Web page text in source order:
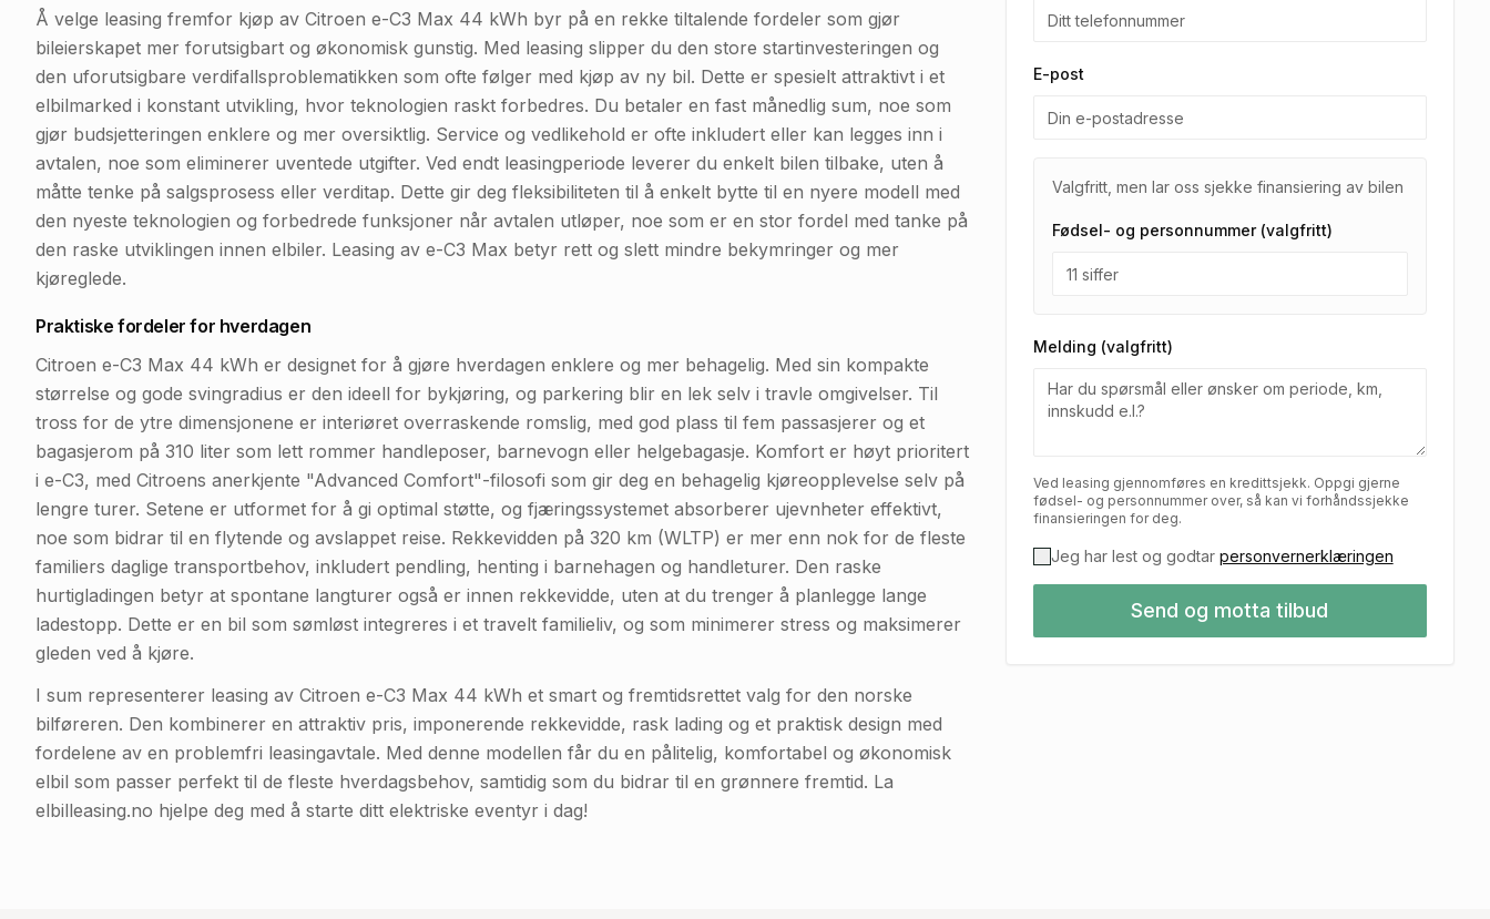
Å velge leasing fremfor kjøp av Citroen e-C3 Max 44 kWh byr på en rekke tiltalende fordeler som gjør
bileierskapet mer forutsigbart og økonomisk gunstig. Med leasing slipper du den store startinvesteringen og
den uforutsigbare verdifallsproblematikken som ofte følger med kjøp av ny bil. Dette er spesielt attraktivt i et
elbilmarked i konstant utvikling, hvor teknologien raskt forbedres. Du betaler en fast månedlig sum, noe som
gjør budsjetteringen enklere og mer oversiktlig. Service og vedlikehold er ofte inkludert eller kan legges inn i
avtalen, noe som eliminerer uventede utgifter. Ved endt leasingperiode leverer du enkelt bilen tilbake, uten å
måtte tenke på salgsprosess eller verditap. Dette gir deg fleksibiliteten til å enkelt bytte til en nyere modell med
den nyeste teknologien og forbedrede funksjoner når avtalen utløper, noe som er en stor fordel med tanke på
den raske utviklingen innen elbiler. Leasing av e-C3 Max betyr rett og slett mindre bekymringer og mer
kjøreglede.
Praktiske fordeler for hverdagen
Citroen e-C3 Max 44 kWh er designet for å gjøre hverdagen enklere og mer behagelig. Med sin kompakte
størrelse og gode svingradius er den ideell for bykjøring, og parkering blir en lek selv i travle omgivelser. Til
tross for de ytre dimensjonene er interiøret overraskende romslig, med god plass til fem passasjerer og et
bagasjerom på 310 liter som lett rommer handleposer, barnevogn eller helgebagasje. Komfort er høyt prioritert
i e-C3, med Citroens anerkjente "Advanced Comfort"-filosofi som gir deg en behagelig kjøreopplevelse selv på
lengre turer. Setene er utformet for å gi optimal støtte, og fjæringssystemet absorberer ujevnheter effektivt,
noe som bidrar til en flytende og avslappet reise. Rekkevidden på 320 km (WLTP) er mer enn nok for de fleste
familiers daglige transportbehov, inkludert pendling, henting i barnehagen og handleturer. Den raske
hurtigladingen betyr at spontane langturer også er innen rekkevidde, uten at du trenger å planlegge lange
ladestopp. Dette er en bil som sømløst integreres i et travelt familieliv, og som minimerer stress og maksimerer
gleden ved å kjøre.
I sum representerer leasing av Citroen e-C3 Max 44 kWh et smart og fremtidsrettet valg for den norske
bilføreren. Den kombinerer en attraktiv pris, imponerende rekkevidde, rask lading og et praktisk design med
fordelene av en problemfri leasingavtale. Med denne modellen får du en pålitelig, komfortabel og økonomisk
elbil som passer perfekt til de fleste hverdagsbehov, samtidig som du bidrar til en grønnere fremtid. La
elbilleasing.no hjelpe deg med å starte ditt elektriske eventyr i dag!
E-post
Valgfritt, men lar oss sjekke finansiering av bilen
Fødsel- og personnummer (valgfritt)
Melding (valgfritt)
Ved leasing gjennomføres en kredittsjekk. Oppgi gjerne
fødsel- og personnummer over, så kan vi forhåndssjekke
finansieringen for deg.
Jeg har lest og godtar personvernerklæringen
Send og motta tilbud